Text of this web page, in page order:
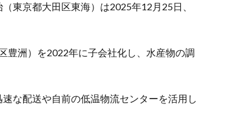
東京都大田区東海）は2025年12月25日、
豊洲）を2022年に子会社化し、水産物の調
な配送や自前の低温物流センターを活用し